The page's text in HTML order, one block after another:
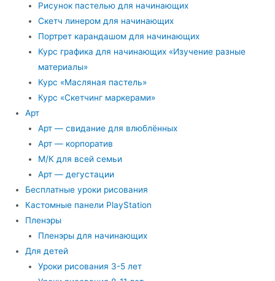
Рисунок пастелью для начинающих
Скетч линером для начинающих
Портрет карандашом для начинающих
Курс графика для начинающих «Изучение разные
материалы»
Курс «Масляная пастель»
Курс «Скетчинг маркерами»
Арт
Арт — свидание для влюблённых
Арт — корпоратив
М/К для всей семьи
Арт — дегустации
Бесплатные уроки рисования
Кастомные панели PlayStation
Пленэры
Пленэры для начинающих
Для детей
Уроки рисования 3-5 лет